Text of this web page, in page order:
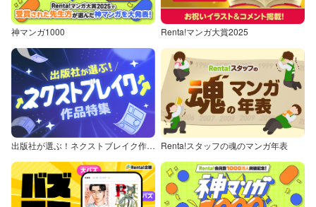
神マンガ1000 Renta!マンガ大賞2025
出版社が選ぶ！ネクストブレイク作品特集 Renta!スタッフの魂のマンガ年表